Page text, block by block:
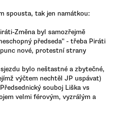
spousta, tak jen namátkou:
Změna byl samozřejmě
předseda" - třeba Piráti
nové, protestní strany
bylo neštastné a zbytečné,
výčtem nechtěl JP uspávat)
souboj Liška vs
velmi férovým, vyzrálým a